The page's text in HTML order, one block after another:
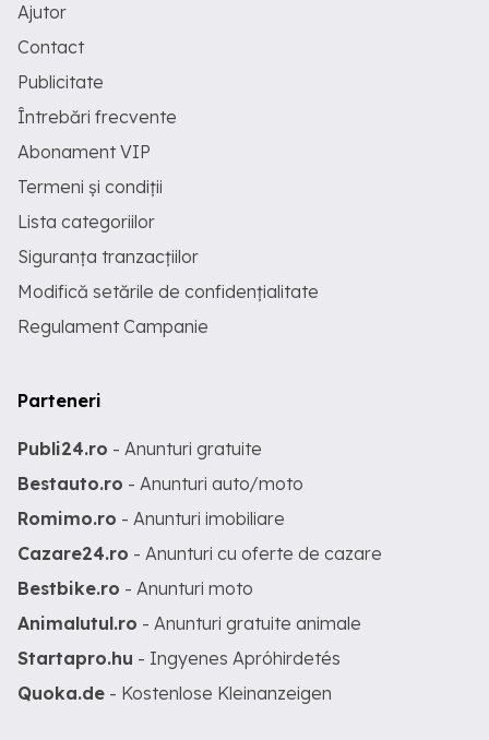
Ajutor
Contact
Publicitate
Întrebări frecvente
Abonament VIP
Termeni și condiții
Lista categoriilor
Siguranța tranzacțiilor
Modifică setările de confidențialitate
Regulament Campanie
Parteneri
Publi24.ro - Anunturi gratuite
Bestauto.ro - Anunturi auto/moto
Romimo.ro - Anunturi imobiliare
Cazare24.ro - Anunturi cu oferte de cazare
Bestbike.ro - Anunturi moto
Animalutul.ro - Anunturi gratuite animale
Startapro.hu - Ingyenes Apróhirdetés
Quoka.de - Kostenlose Kleinanzeigen